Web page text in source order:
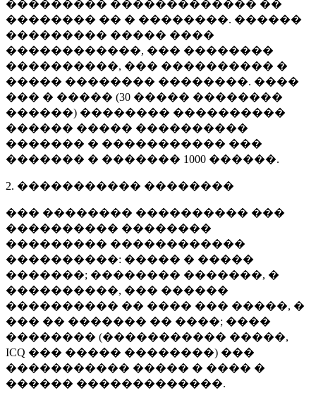
��������� ������������� ��
�������� �� � ��������. ������
��������� ����� ����
������������, ��� ��������
����������, ��� ���������� �
����� �������� ��������. ����
��� � ����� (30 ����� ��������
������) �������� ����������
������ ����� ����������
������� � ����������� ���
������� � ������� 1000 ������.
2. ����������� ��������
��� �������� ���������� ���
���������� ��������
��������� ������������
����������: ����� � �����
�������; �������� �������, �
����������, ��� ������
���������� �� ���� ��� �����, �
��� �� ������� �� ����; ����
�������� (����������� �����,
ICQ ��� ����� ��������) ���
����������� ����� � ���� �
������ �������������.